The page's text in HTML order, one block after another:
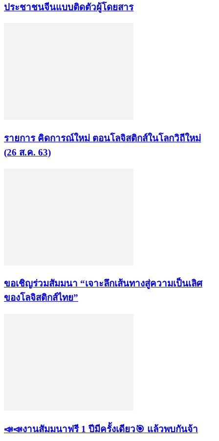
ประชาชนจีนแบบติดตัวผู้โดยสาร
รายการ คิดการณ์ใหม่ ตอนโลจิสติกส์ในโลกวิถีใหม่
(26 ส.ค. 63)
ขอเชิญร่วมสัมมนา “เจาะลึกเส้นทางสู่ความเป็นเลิศ
ของโลจิสติกส์ไทย”
📣📣งานสัมมนาฟรี 1 ปีมีครั้งเดียว🎯 แล้วพบกันจ้า